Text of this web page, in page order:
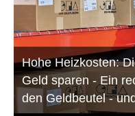
Hohe Heizkosten:
Geld sparen - Ein
den Geldbeutel -